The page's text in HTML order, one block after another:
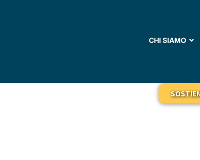
CHI SIAMO
DI
DI